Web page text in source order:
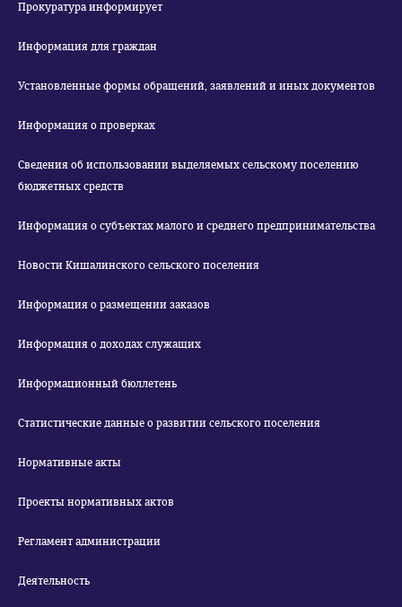
Прокуратура информирует
Информация для граждан
Установленные формы обращений, заявлений и иных документов
Информация о проверках
Сведения об использовании выделяемых сельскому поселению
бюджетных средств
Информация о субъектах малого и среднего предпринимательства
Новости Кишалинского сельского поселения
Информация о размещении заказов
Информация о доходах служащих
Информационный бюллетень
Статистические данные о развитии сельского поселения
Нормативные акты
Проекты нормативных актов
Регламент администрации
Деятельность